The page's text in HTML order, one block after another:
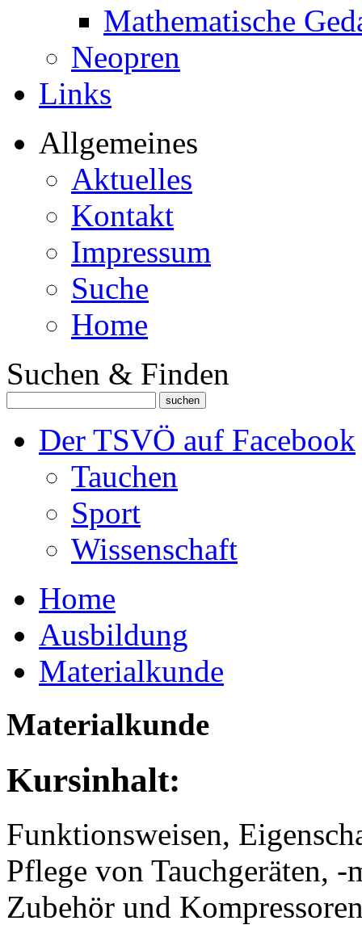
Mathematische
Neopren
Links
Allgemeines
Aktuelles
Kontakt
Impressum
Suche
Home
Suchen & Finden
Der TSVÖ auf Facebook
Tauchen
Sport
Wissenschaft
Home
Ausbildung
Materialkunde
Materialkunde
Kursinhalt:
Funktionsweisen,
Pflege von Tauchgeräten,
Zubehör und